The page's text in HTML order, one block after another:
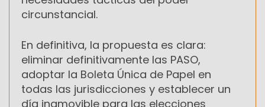
circunstancial.
En definitiva, la propuesta es clara:
eliminar definitivamente las PASO,
adoptar la Boleta Única de Papel en
todas las jurisdicciones y establecer un
día inamovible para las elecciones